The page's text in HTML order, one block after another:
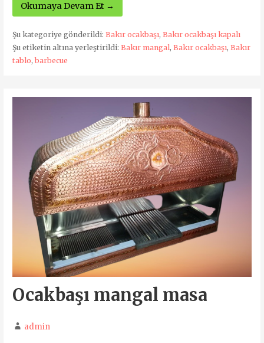
Okumaya Devam Et →
Şu kategoriye gönderildi: Bakır ocakbaşı, Bakır ocakbaşı kapalı
Şu etiketin altına yerleştirildi: Bakır mangal, Bakır ocakbaşı, Bakır
tablo,barbecue
Ocakbaşı mangal masa
admin